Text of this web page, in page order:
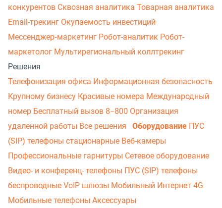
конкурентов Сквозная аналитика Товарная аналитика
Email-трекинг Окупаемость инвестиций
Мессенджер‑маркетинг Робот-аналитик Робот-
маркетолог Мультирегиональный коллтрекинг
Решения
Телефонизация офиса Информационная безопасность
Крупному бизнесу Красивые номера Международный
номер Бесплатный вызов 8−800 Организация
удаленной работы Все решения Оборудование ПУС
(SIP) телефоны стационарные Веб-камеры
Профессиональные гарнитуры Сетевое оборудование
Видео- и конференц- телефоны ПУС (SIP) телефоны
беспроводные VoIP шлюзы Мобильный Интернет 4G
Мобильные телефоны Аксессуары